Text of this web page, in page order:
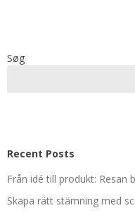
Søg
Recent Posts
Från idé till produkt: Resan
Skapa rätt stämning med